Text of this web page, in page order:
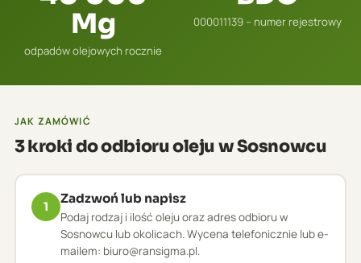
Mg
odpadów olejowych rocznie
000011139 – numer rejestrowy
JAK ZAMÓWIĆ
3 kroki do odbioru oleju w Sosnowcu
1
Zadzwoń lub napisz
Podaj rodzaj i ilość oleju oraz adres odbioru w
Sosnowcu lub okolicach. Wycena telefonicznie lub e-
mailem: biuro@ransigma.pl.